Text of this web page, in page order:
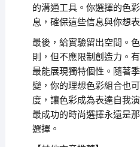
的溝通工具。你選擇的色
息，確保這些信息與你想
最後，給實驗留出空間。
則，但不應限制創造力。
最能展現獨特個性。隨著
變，你的理想色彩組合也
度，讓色彩成為表達自我
最成功的時尚選擇永遠是
選擇。